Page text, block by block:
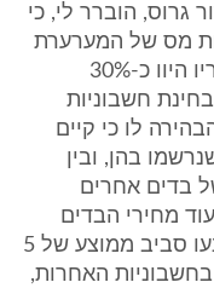
גרוס, הוברר לי, כי
מס של המערערת
נשוא הבדים הבלתי מזוהים, שלדבריו היוו כ-30%
חשבוניות
לו כי קיים
בהן, ובין
בדים אחרים
מחירי הבדים
הבלתי מזוהים עמדו על סכומים שנעו סביב ממוצע של 5
בחשבוניות האחרות,